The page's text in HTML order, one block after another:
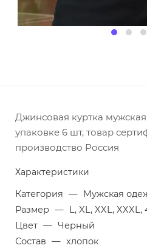
Джинсовая куртка
упаковке 6 шт, товар
производство Россия
Характеристики
Категория — Мужская
Размер — L, XL, XXL, XXXL,
Цвет — Черный
Состав — хлопок